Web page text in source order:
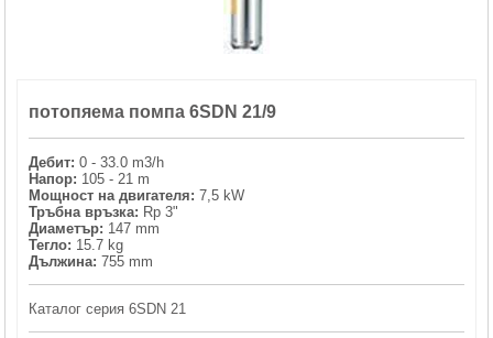
КОМПОНЕНТИ ЗА ОМЕКОТИТЕЛНИ СИСТЕМИ (6)
потопяема помпа 6SDN 21/9
Дебит: 0 - 33.0 m3/h
Напор: 105 - 21 m
Мощност на двигателя: 7,5 kW
Тръбна връзка: Rp 3"
Диаметър: 147 mm
Тегло: 15.7 kg
Дължина: 755 mm
Каталог серия 6SDN 21